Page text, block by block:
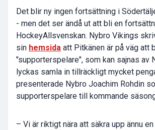
Det blir ny ingen fortsättning i
- men det ser ändå ut att bli en
HockeyAllsvenskan. Nybro Vikings
sin hemsida att Pitkänen är på väg att
"supporterspelare", som kan sajnas av
lyckas samla in tillräckligt mycket
presenterade Nybro Joachim Rohdin
supporterspelare till kommande
– Vi är riktigt nära att säkra upp ännu